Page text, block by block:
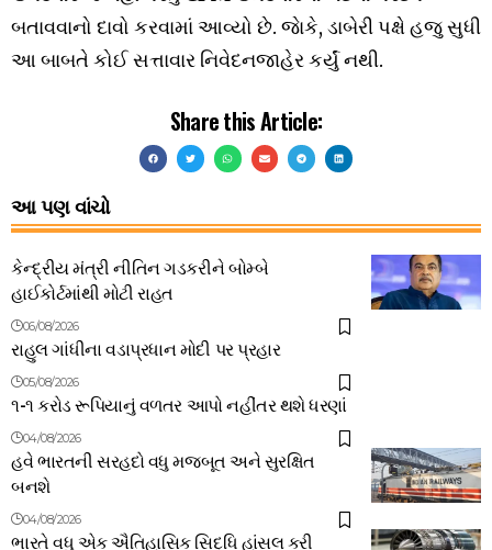
બતાવવાનો દાવો કરવામાંઆવ્યો છે. જાેકે, ડાબેરીપક્ષેહજુસુધી
આ બાબતેકોઈસત્તાવાર નિવેદનજાહેરકર્યુંનથી.
Share this Article:
આ પણ વાંચો
કેન્દ્રીય મંત્રી નીતિન ગડકરીને બોમ્બે
હાઈકોર્ટમાંથી મોટી રાહત
06/08/2026
રાહુલ ગાંધીના વડાપ્રધાન મોદી પર પ્રહાર
05/08/2026
૧-૧ કરોડ રૂપિયાનું વળતર આપો નહીંતર થશે ધરણાં
04/08/2026
હવે ભારતની સરહદો વધુ મજબૂત અને સુરક્ષિત
બનશે
04/08/2026
ભારતે વધુ એક ઐતિહાસિક સિદ્ધિ હાંસલ કરી